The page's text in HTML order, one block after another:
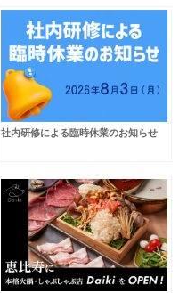
社内研修による臨時休業のお知らせ